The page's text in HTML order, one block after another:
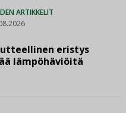
ARTIKKELIT
eristys
lämpöhäviöitä